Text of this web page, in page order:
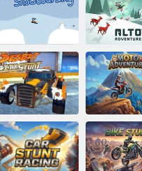
Snowboarding
de lux
Aventura
Alto
Desert City
Stunt
Aventura